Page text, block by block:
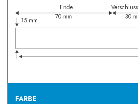
15 mm
Ende
70 mm 30
FARBE